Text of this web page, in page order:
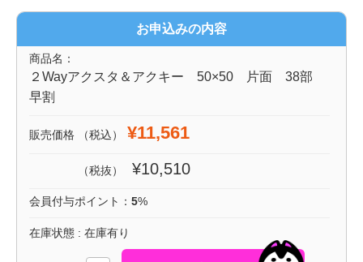
お申込みの内容
商品名：
２Wayアクスタ＆アクキー 50×50 片面 38部
早割
販売価格 （税込） ¥11,561
（税抜） ¥10,510
会員付与ポイント： 5%
在庫状態 : 在庫有り